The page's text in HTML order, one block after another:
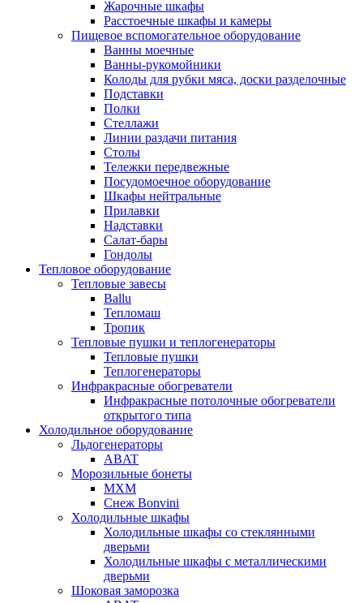
Жарочные шкафы
Расстоечные шкафы и камеры
Пищевое вспомогательное оборудование
Ванны моечные
Ванны-рукомойники
Колоды для рубки мяса, доски разделочные
Подставки
Полки
Стеллажи
Линии раздачи питания
Столы
Тележки передвежные
Посудомоечное оборудование
Шкафы нейтральные
Прилавки
Надставки
Салат-бары
Гондолы
Тепловое оборудование
Тепловые завесы
Ballu
Тепломаш
Тропик
Тепловые пушки и теплогенераторы
Тепловые пушки
Теплогенераторы
Инфракрасные обогреватели
Инфракрасные потолочные обогреватели
открытого типа
Холодильное оборудование
Льдогенераторы
ABAT
Морозильные бонеты
МХМ
Снеж Bonvini
Холодильные шкафы
Холодильные шкафы cо стеклянными
дверьми
Холодильные шкафы с металлическими
дверьми
Шоковая заморозка